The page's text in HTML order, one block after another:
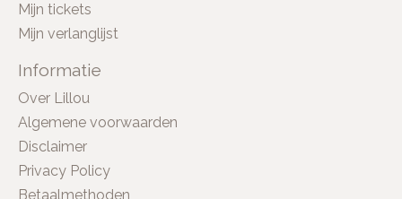
Mijn tickets
Mijn verlanglijst
Informatie
Over Lillou
Algemene voorwaarden
Disclaimer
Privacy Policy
Betaalmethoden